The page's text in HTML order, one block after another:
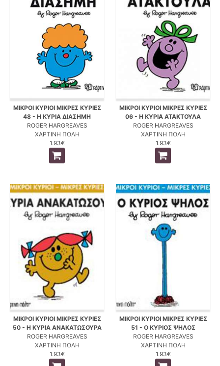
ΜΙΚΡΟΙ ΚΥΡΙΟΙ ΜΙΚΡΕΣ ΚΥΡΙΕΣ
48 - Η ΚΥΡΙΑ ΔΙΑΣΗΜΗ
ROGER HARGREAVES
ΧΑΡΤΙΝΗ ΠΟΛΗ
1.93€
ΜΙΚΡΟΙ ΚΥΡΙΟΙ ΜΙΚΡΕΣ ΚΥΡΙΕΣ
06 - Η ΚΥΡΙΑ ΑΤΑΚΤΟΥΛΑ
ROGER HARGREAVES
ΧΑΡΤΙΝΗ ΠΟΛΗ
1.93€
ΜΙΚΡΟΙ ΚΥΡΙΟΙ ΜΙΚΡΕΣ ΚΥΡΙΕΣ
50 - Η ΚΥΡΙΑ ΑΝΑΚΑΤΩΣΟΥΡΑ
ROGER HARGREAVES
ΧΑΡΤΙΝΗ ΠΟΛΗ
1.93€
ΜΙΚΡΟΙ ΚΥΡΙΟΙ ΜΙΚΡΕΣ ΚΥΡΙΕΣ
51 - Ο ΚΥΡΙΟΣ ΨΗΛΟΣ
ROGER HARGREAVES
ΧΑΡΤΙΝΗ ΠΟΛΗ
1.93€